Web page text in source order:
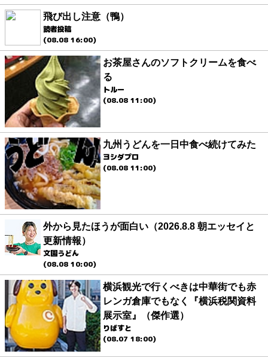
飛び出し注意（鴨）
読者投稿
(08.08 16:00)
お茶屋さんのソフトクリームを食べ
る
トルー
(08.08 11:00)
九州うどんを一日中食べ続けてみた
ヨシダプロ
(08.08 11:00)
外から見たほうが面白い（2026.8.8 朝エッセイと
更新情報）
文園うどん
(08.08 10:00)
横浜観光で行くべきは中華街でも赤
レンガ倉庫でもなく『横浜税関資料
展示室』（傑作選）
りばすと
(08.07 18:00)